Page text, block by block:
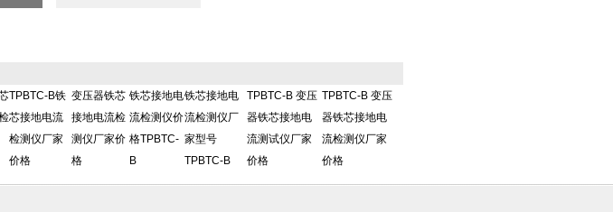
TPBTC-B铁
芯接地电流
检测仪厂家
价格
变压器铁芯
接地电流检
测仪厂家价
格
铁芯接地电
流检测仪价
格TPBTC-
B
铁芯接地电
流检测仪厂
家型号
TPBTC-B
TPBTC-B 变压
器铁芯接地电
流测试仪厂家
价格
TPBTC-B 变压
器铁芯接地电
流检测仪厂家
价格